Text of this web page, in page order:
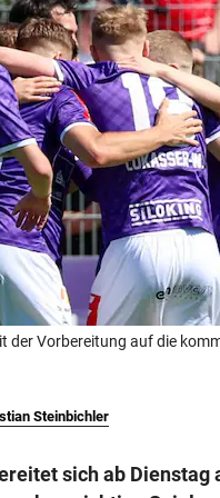
2026
Vorbereitung auf die
Steinbichler
sich ab Dienstag